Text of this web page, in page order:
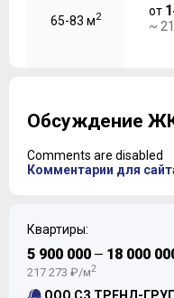
65-83 м2 от
~
Обсуждение
Comments are disabled
Комментарии для
Квартиры:
5 900 000 — 18 000
217 273 ₽/м2